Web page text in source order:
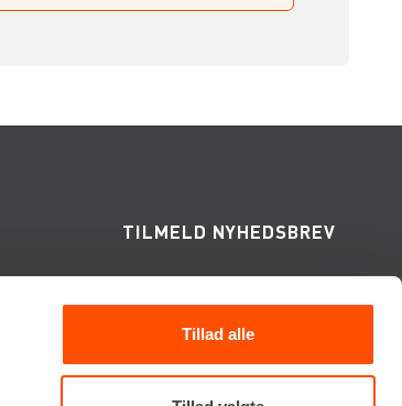
Tillad alle
TILMELD NYHEDSBREV